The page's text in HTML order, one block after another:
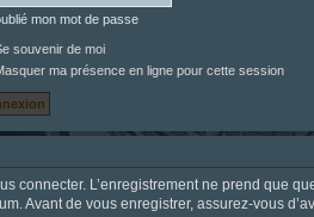
mon mot de passe
souvenir de moi
ma présence en ligne pour cette session
connecter. L’enregistrement ne prend que
Avant de vous enregistrer, assurez-vous